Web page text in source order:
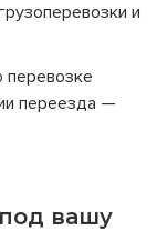
и
перевозке
переезда —
вашу